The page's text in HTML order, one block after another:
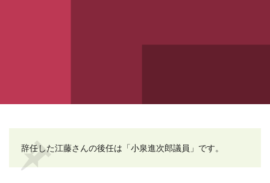
辞任した江藤さんの後任は「小泉進次郎議員」です。